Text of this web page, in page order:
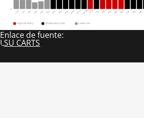
0
12-1a 1-2a 2-3a 3-4a 4-5a 5-6a 6-7a 7-8a 8-9a 9-10a 10-11a11a-12p12-1p 1-2p 2-3p 3-4p 4-5p 5-6p 6-7p 7-8p 8-9p
High risk (6%+) Moderate (3-6%) Lower risk
Enlace de fuente:
LSU CARTS